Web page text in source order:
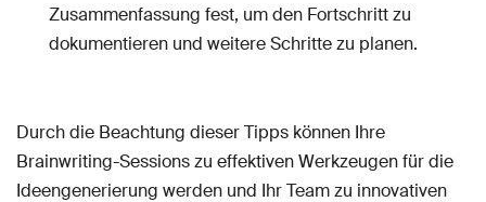
Zusammenfassung fest, um den Fortschritt zu
dokumentieren und weitere Schritte zu planen.
Durch die Beachtung dieser Tipps können Ihre
Brainwriting-Sessions zu effektiven Werkzeugen für die
Ideengenerierung werden und Ihr Team zu innovativen